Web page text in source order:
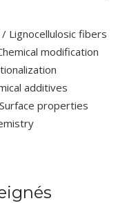
Lignocellulosic fibers
modification
additives
properties